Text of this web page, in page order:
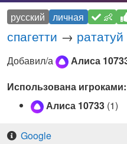
русский личная 👶
спагетти → рататуй
Добавил/а Алиса
Использована игроками:
Алиса 10733 (1)
Google